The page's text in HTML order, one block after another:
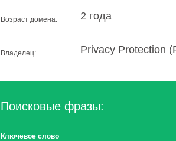
Возраст домена: 2 года
Владелец: Privacy Protection
Поисковые фразы:
Ключевое слово